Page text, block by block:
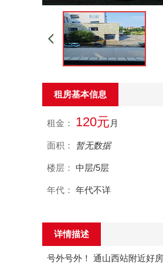
租房基本信息
租金： 120元 月
面积： 暂无数据
楼层： 中层/5层
年代： 年代不详
详情描述
号外号外！ 通山西站附近好